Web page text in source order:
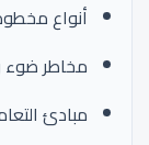
أنواع
مخاطر ضوء
مبادئ